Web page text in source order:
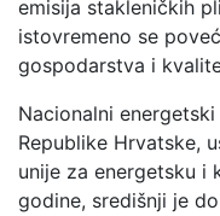
emisija stakleničkih
istovremeno se
gospodarstva i
Nacionalni
Republike Hrvatske,
unije za energetsku i
godine, središnji je